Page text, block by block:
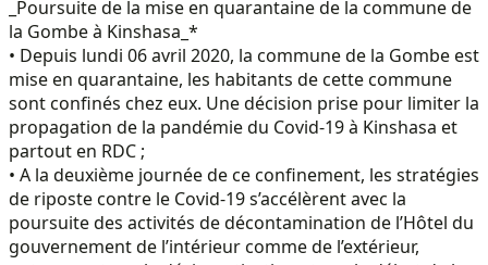
_Poursuite de la mise en quarantaine de la commune de
la Gombe à Kinshasa_*
• Depuis lundi 06 avril 2020, la commune de la Gombe est
mise en quarantaine, les habitants de cette commune
sont confinés chez eux. Une décision prise pour limiter la
propagation de la pandémie du Covid-19 à Kinshasa et
partout en RDC ;
• A la deuxième journée de ce confinement, les stratégies
de riposte contre le Covid-19 s’accélèrent avec la
poursuite des activités de décontamination de l’Hôtel du
gouvernement de l’intérieur comme de l’extérieur,